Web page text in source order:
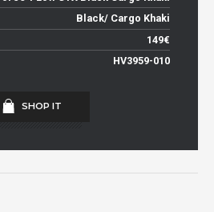
Black/ Cargo Khaki
149€
HV3959-010
SHOP IT